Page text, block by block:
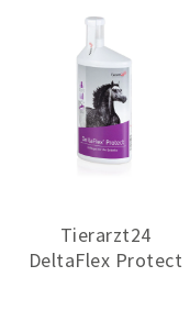
Tierarzt24
DeltaFlex Protect